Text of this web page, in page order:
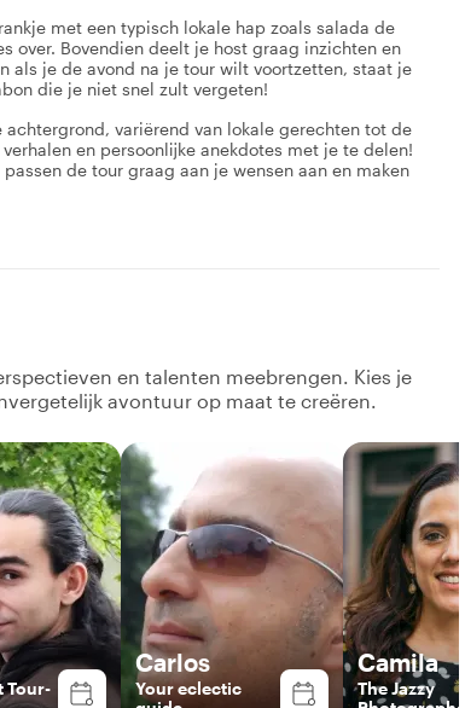
met een typisch lokale hap zoals salada de
over. Bovendien deelt je host graag inzichten en
als je de avond na je tour wilt voortzetten, staat je
die je niet snel zult vergeten!
variërend van lokale gerechten tot de
en persoonlijke anekdotes met je te delen!
de tour graag aan je wensen aan en maken
en talenten meebrengen. Kies je
avontuur op maat te creëren.
Tour-
Carlos
Your eclectic
Camila
The Jazzy